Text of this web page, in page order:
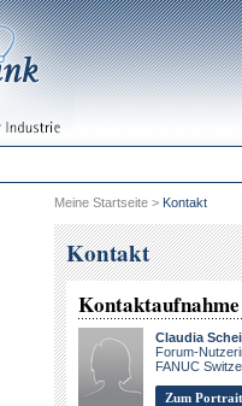
Meine Startseite > Kontakt
Kontakt
Claudia
Forum-
FANUC
Zum Portrait